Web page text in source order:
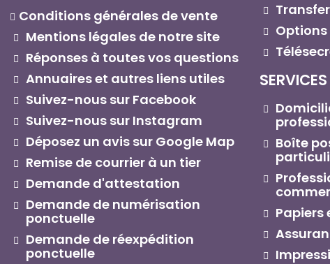
Conditions générales de vente
Mentions légales de notre site
Réponses à toutes vos questions
Annuaires et autres liens utiles
Suivez-nous sur Facebook
Suivez-nous sur Instagram
Déposez un avis sur Google Map
Remise de courrier à un tier
Demande d'attestation
Demande de numérisation
ponctuelle
Demande de réexpédition
ponctuelle
Boîte
Papiers